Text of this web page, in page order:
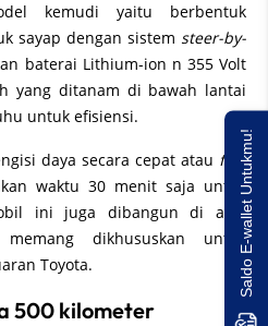
kemudi yaitu berbentuk
sayap dengan sistem steer-by-
baterai Lithium-ion n 355 Volt
yang ditanam di bawah lantai
untuk efisiensi.
daya secara cepat atau fast
waktu 30 menit saja untuk
ini juga dibangun di atas
dikhususkan untuk
Toyota.
500 kilometer
Saldo E-wallet Untukmu!